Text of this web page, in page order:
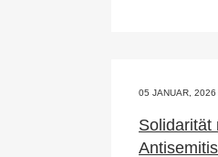
05 JANUAR, 2026
Solidarität